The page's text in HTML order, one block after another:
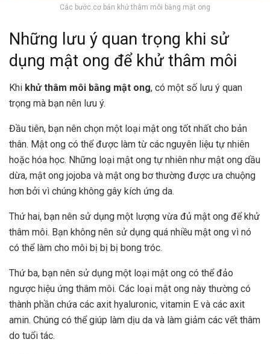
Các bước cơ bản khử thâm môi bằng mật ong
Những lưu ý quan trọng khi sử
dụng mật ong để khử thâm môi
Khi khử thâm môi bằng mật ong, có một số lưu ý quan
trọng mà bạn nên lưu ý.
Đầu tiên, bạn nên chọn một loại mật ong tốt nhất cho bản
thân. Mật ong có thể được làm từ các nguyên liệu tự nhiên
hoặc hóa học. Những loại mật ong tự nhiên như mật ong dầu
dừa, mật ong jojoba và mật ong bơ thường được ưa chuộng
hơn bởi vì chúng không gây kích ứng da.
Thứ hai, bạn nên sử dụng một lượng vừa đủ mật ong để khử
thâm môi. Bạn không nên sử dụng quá nhiều mật ong vì nó
có thể làm cho môi bị bị bị bong tróc.
Thứ ba, bạn nên sử dụng một loại mật ong có thể đảo
ngược hiệu ứng thâm môi. Các loại mật ong này thường có
thành phần chứa các axit hyaluronic, vitamin E và các axit
amin. Chúng có thể giúp làm dịu da và làm giảm các vết thâm
do tuổi tác.